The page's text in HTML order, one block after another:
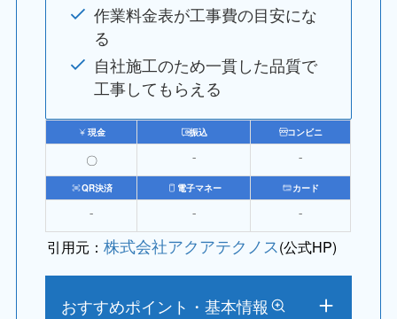
作業料金表が工事費の目安にな
る
自社施工のため一貫した品質で
工事してもらえる
現金 振込 コンビニ
〇 ⁻ ⁻
QR決済 電子マネー カード
⁻ ⁻ ⁻
引用元：株式会社アクアテクノス(公式HP)
おすすめポイント・基本情報